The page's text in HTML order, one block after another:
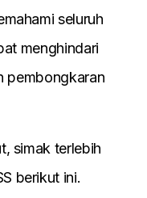
seluruh
menghindari
pembongkaran
simak terlebih
berikut ini.